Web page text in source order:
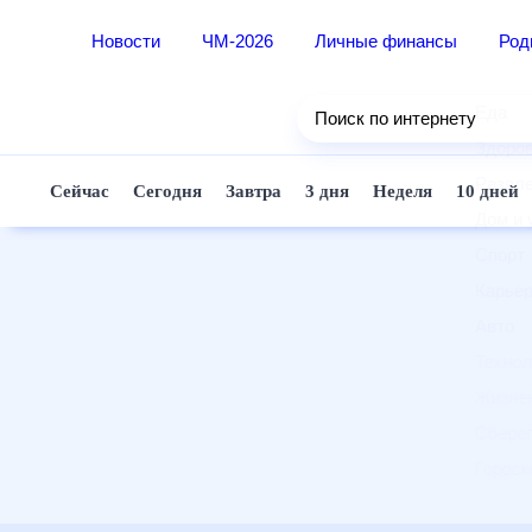
Новости ЧМ-2026 Личные финансы
Поиск по интернету
Сейчас Сегодня Завтра 3 дня Неделя 10